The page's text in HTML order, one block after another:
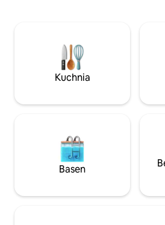
Apartament ma widok na dolinę,
prywatny taras z niesamowitymi
widokami i oddzielne wejście. Możesz
również korzystać z przestrzeni
w apartamentach nie ma pralki,
obejść, to może nie jest to idealne
miejsce na pobyt. Sygnał telefoniczny
i Wi-Fi działają idealnie i są dość
niezawodne. Casa del río to idealny
i doświadczenie na własnej skórze
Kuchnia
Basen